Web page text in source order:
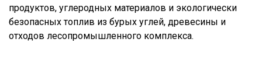
продуктов, углеродных материалов и экологически
безопасных топлив из бурых углей, древесины и
отходов лесопромышленного комплекса.